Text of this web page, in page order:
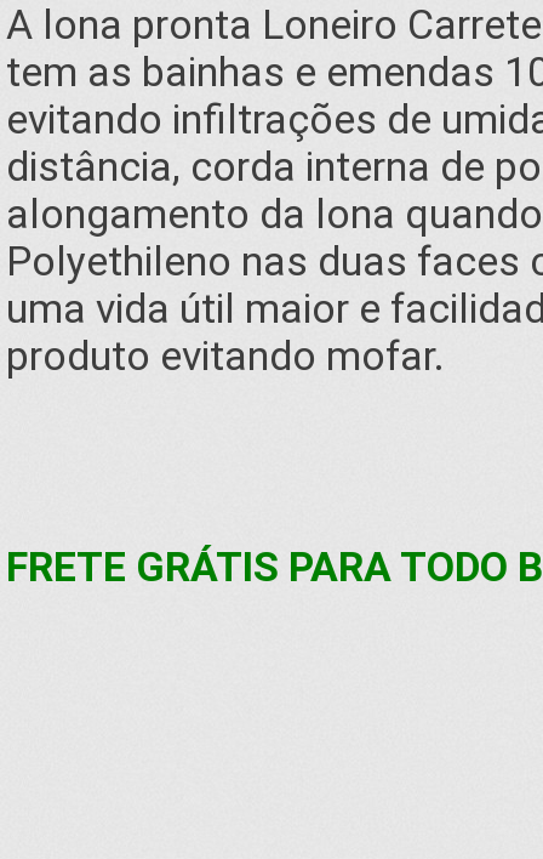
A lona pronta Loneiro
tem as bainhas e emendas
evitando infiltrações de
distância, corda interna de
alongamento da lona
Polyethileno nas duas
uma vida útil maior e
produto evitando mofar.
FRETE GRÁTIS PARA TODO